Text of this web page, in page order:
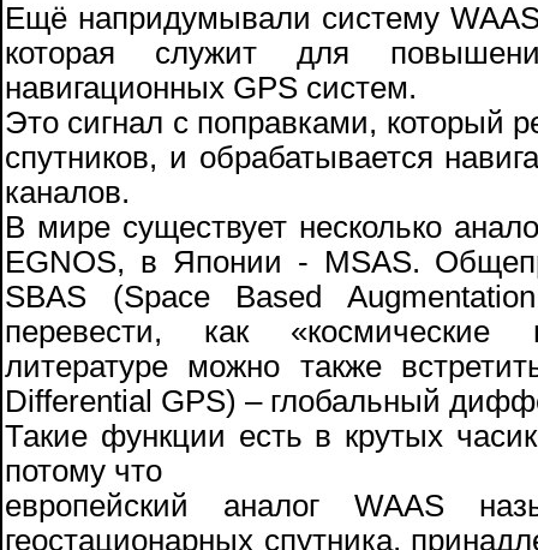
Ещё напридумывали систему
которая служит для
навигационных GPS систем.
Это сигнал с поправками, который
спутников, и обрабатывается
каналов.
В мире существует несколько
EGNOS, в Японии - MSAS.
SBAS (Space Based
перевести, как «космические
литературе можно также
Differential GPS) – глобальный
Такие функции есть в крутых
потому что
европейский аналог WAAS
геостационарных спутника,